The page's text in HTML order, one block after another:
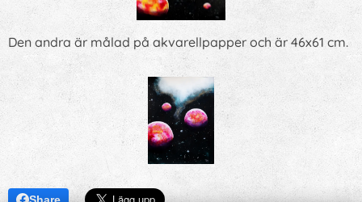
Den andra är målad på akvarellpapper och är 46x61 cm.